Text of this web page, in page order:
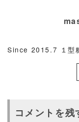
Since 2015.7 １型
コメントを残